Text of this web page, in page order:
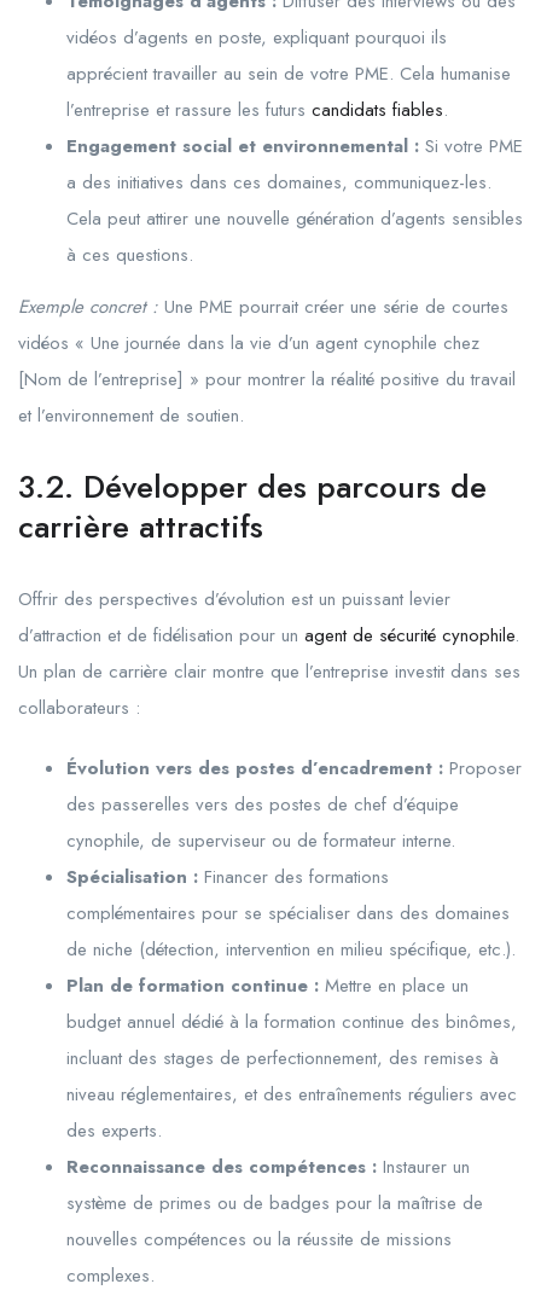
vidéos d’agents en poste, expliquant pourquoi ils
apprécient travailler au sein de votre PME. Cela humanise
l’entreprise et rassure les futurs candidats fiables.
Engagement social et environnemental : Si votre PME
a des initiatives dans ces domaines, communiquez-les.
Cela peut attirer une nouvelle génération d’agents sensibles
à ces questions.
Exemple concret : Une PME pourrait créer une série de courtes
vidéos « Une journée dans la vie d’un agent cynophile chez
[Nom de l’entreprise] » pour montrer la réalité positive du travail
et l’environnement de soutien.
3.2. Développer des parcours de
carrière attractifs
Offrir des perspectives d’évolution est un puissant levier
d’attraction et de fidélisation pour un agent de sécurité cynophile.
Un plan de carrière clair montre que l’entreprise investit dans ses
collaborateurs :
Évolution vers des postes d’encadrement : Proposer
des passerelles vers des postes de chef d’équipe
cynophile, de superviseur ou de formateur interne.
Spécialisation : Financer des formations
complémentaires pour se spécialiser dans des domaines
de niche (détection, intervention en milieu spécifique, etc.).
Plan de formation continue : Mettre en place un
budget annuel dédié à la formation continue des binômes,
incluant des stages de perfectionnement, des remises à
niveau réglementaires, et des entraînements réguliers avec
des experts.
Reconnaissance des compétences : Instaurer un
système de primes ou de badges pour la maîtrise de
nouvelles compétences ou la réussite de missions
complexes.